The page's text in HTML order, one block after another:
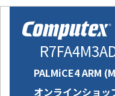
PALMiCE4 ARM
オンラインショッ